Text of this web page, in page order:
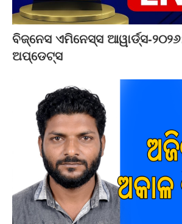
ବିଜ୍‌ନେସ ଏମିନେସ୍ସ ଆୱାର୍ଡ୍ସ-
ଅପ୍‌ଡେଟ୍ସ